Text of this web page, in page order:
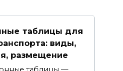
таблицы для
виды,
размещение